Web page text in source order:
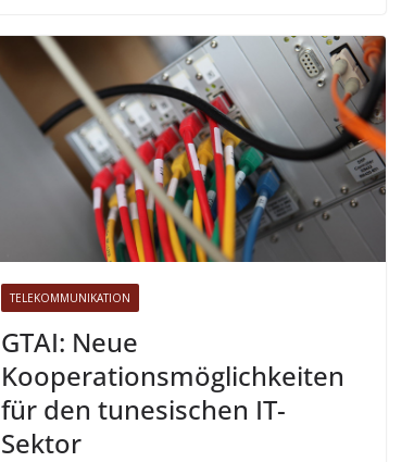
TELEKOMMUNIKATION
GTAI: Neue
Kooperationsmöglichkeiten
für den tunesischen IT-
Sektor